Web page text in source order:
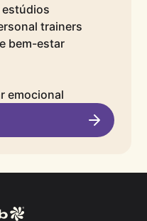
estúdios
trainers
bem-estar
emocional